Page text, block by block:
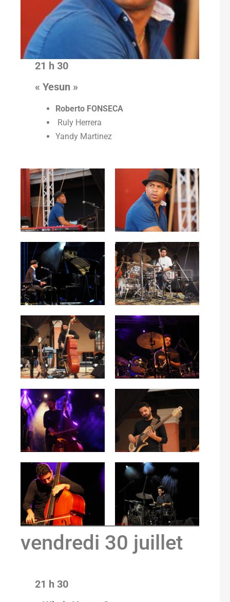
21 h 30
« Yesun »
Roberto FONSECA
Ruly Herrera
Yandy Martinez
vendredi 30 juillet
21 h 30